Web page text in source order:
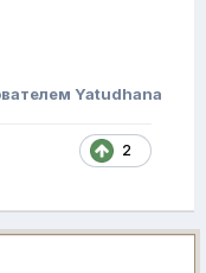
Yatudhana
2